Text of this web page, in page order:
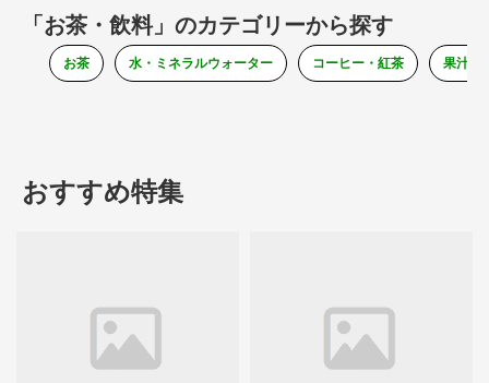
「お茶・飲料」のカテゴリーから探す
お茶 水・ミネラルウォーター コーヒー・紅茶 果汁・
おすすめ特集